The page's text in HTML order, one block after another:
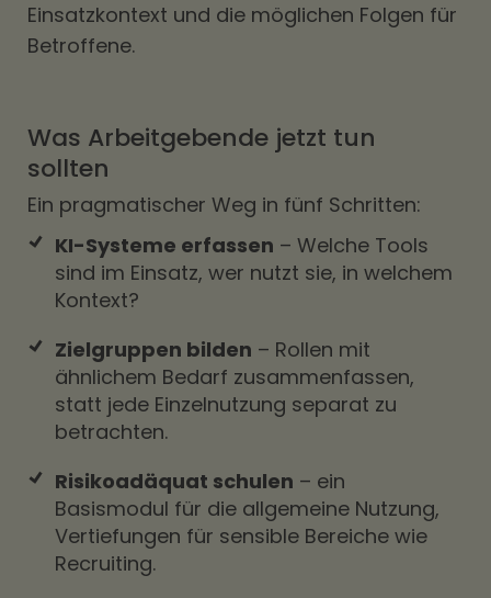
Einsatzkontext und die möglichen Folgen für
Betroffene.
Was Arbeitgebende jetzt tun
sollten
Ein pragmatischer Weg in fünf Schritten:
KI-Systeme erfassen – Welche Tools
sind im Einsatz, wer nutzt sie, in welchem
Kontext?
Zielgruppen bilden – Rollen mit
ähnlichem Bedarf zusammenfassen,
statt jede Einzelnutzung separat zu
betrachten.
Risikoadäquat schulen – ein
Basismodul für die allgemeine Nutzung,
Vertiefungen für sensible Bereiche wie
Recruiting.